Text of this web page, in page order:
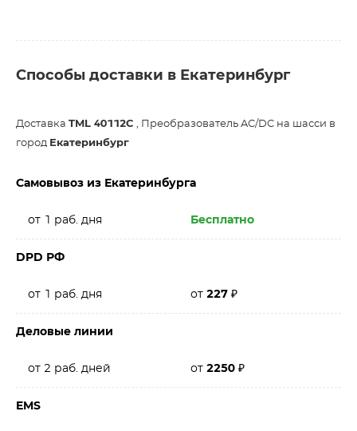
Способы доставки в Екатеринбург
Доставка TML 40112C , Преобразователь AC/DC на шасси в
город Екатеринбург
Самовывоз из Екатеринбурга
от 1 раб. дня Бесплатно
DPD РФ
от 1 раб. дня от 227 ₽
Деловые линии
от 2 раб. дней от 2250 ₽
EMS